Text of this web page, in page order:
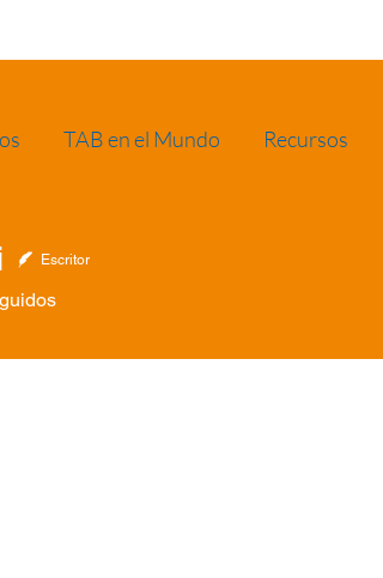
TAB en el Mundo Recursos
Escritor